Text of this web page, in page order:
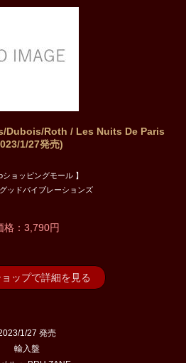
Dubois/Roth / Les Nuits De Paris
1/27発売)
ショッピングモール 】
ッドバイブレーションズ
格：3,790円
ップで詳細を見る
1/27 発売
輸入盤